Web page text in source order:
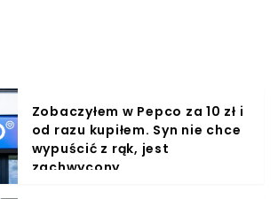
Zobaczyłem w Pepco za 10 zł i
od razu kupiłem. Syn nie chce
wypuścić z rąk, jest
zachwycony